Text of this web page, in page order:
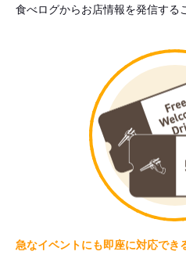
食べログからお店情報を発信する
急なイベントにも即座に対応でき